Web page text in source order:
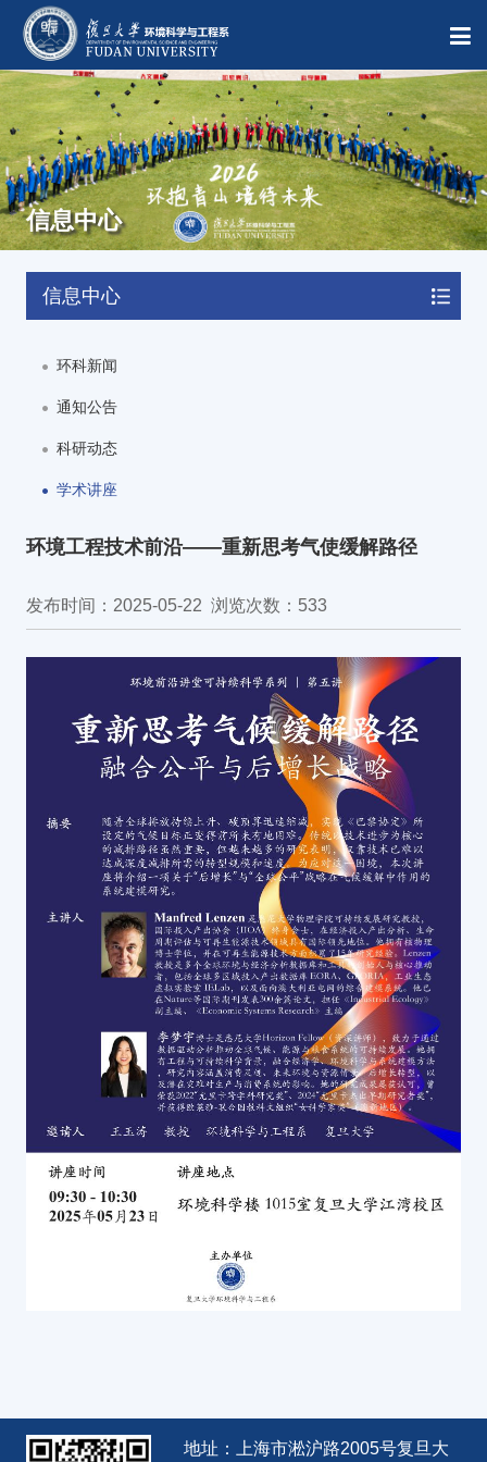
信息中心
信息中心
环科新闻
通知公告
科研动态
学术讲座
环境工程技术前沿——重新思考气使缓解路径
发布时间：2025-05-22 浏览次数： 533
地址：上海市淞沪路2005号复旦大